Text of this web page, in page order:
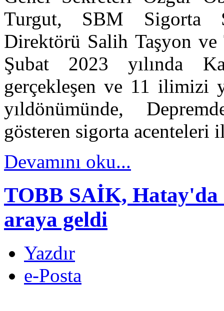
Turgut, SBM Sigorta
Direktörü Salih Taşyon
Şubat 2023 yılında
gerçekleşen ve 11 ilimizi
yıldönümünde,
gösteren sigorta acenteleri
Devamını oku...
TOBB SAİK,
araya geldi
Yazdır
e-Posta